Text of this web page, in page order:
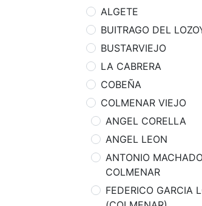
ALGETE
BUITRAGO DEL
BUSTARVIEJO
LA CABRERA
COBEÑA
COLMENAR VIEJO
ANGEL CORELLA
ANGEL LEON
ANTONIO
COLMENAR
FEDERICO GARCIA